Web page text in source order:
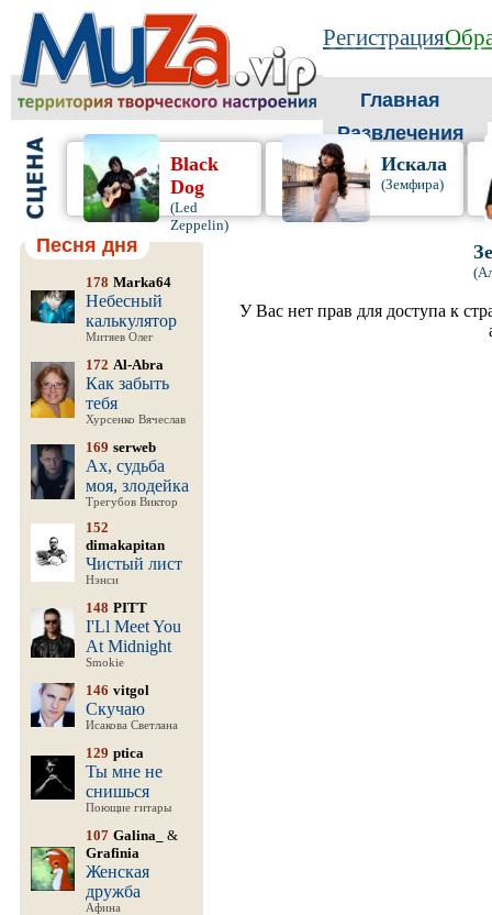
Регистрация
Главная
Развлечения
Black
Dog
(Led
Zeppelin)
Искала
(Земфира)
Песня дня
178 Marka64
Небесный
калькулятор
Митяев Олег
172 Al-Abra
Как забыть
тебя
Хурсенко Вячеслав
169 serweb
Ах, судьба
моя, злодейка
Трегубов Виктор
152
dimakapitan
Чистый лист
Нэнси
148 PITT
I'Ll Meet You
At Midnight
Smokie
146 vitgol
Скучаю
Исакова Светлана
129 ptica
Ты мне не
снишься
Поющие гитары
107 Galina_
&
Grafinia
Женская
дружба
Афина
У Вас нет прав для доступа к